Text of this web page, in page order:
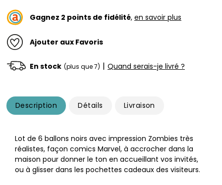
Gagnez 2 points de fidélité, en savoir plus
Ajouter aux Favoris
En stock (plus que 7) | Quand serais-je livré ?
Description Détails Livraison
Lot de 6 ballons noirs avec impression Zombies très
réalistes, façon comics Marvel, à accrocher dans la
maison pour donner le ton en accueillant vos invités,
ou à glisser dans les pochettes cadeaux des visiteurs.